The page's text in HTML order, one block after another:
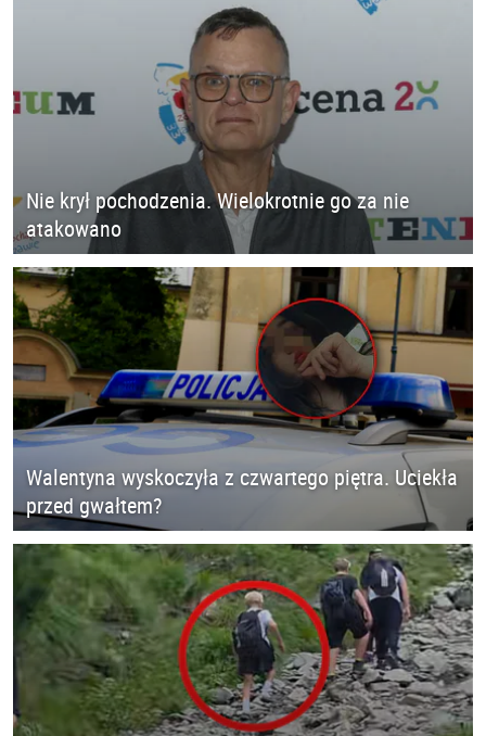
Nie krył pochodzenia. Wielokrotnie go za nie
atakowano
Walentyna wyskoczyła z czwartego piętra. Uciekła
przed gwałtem?